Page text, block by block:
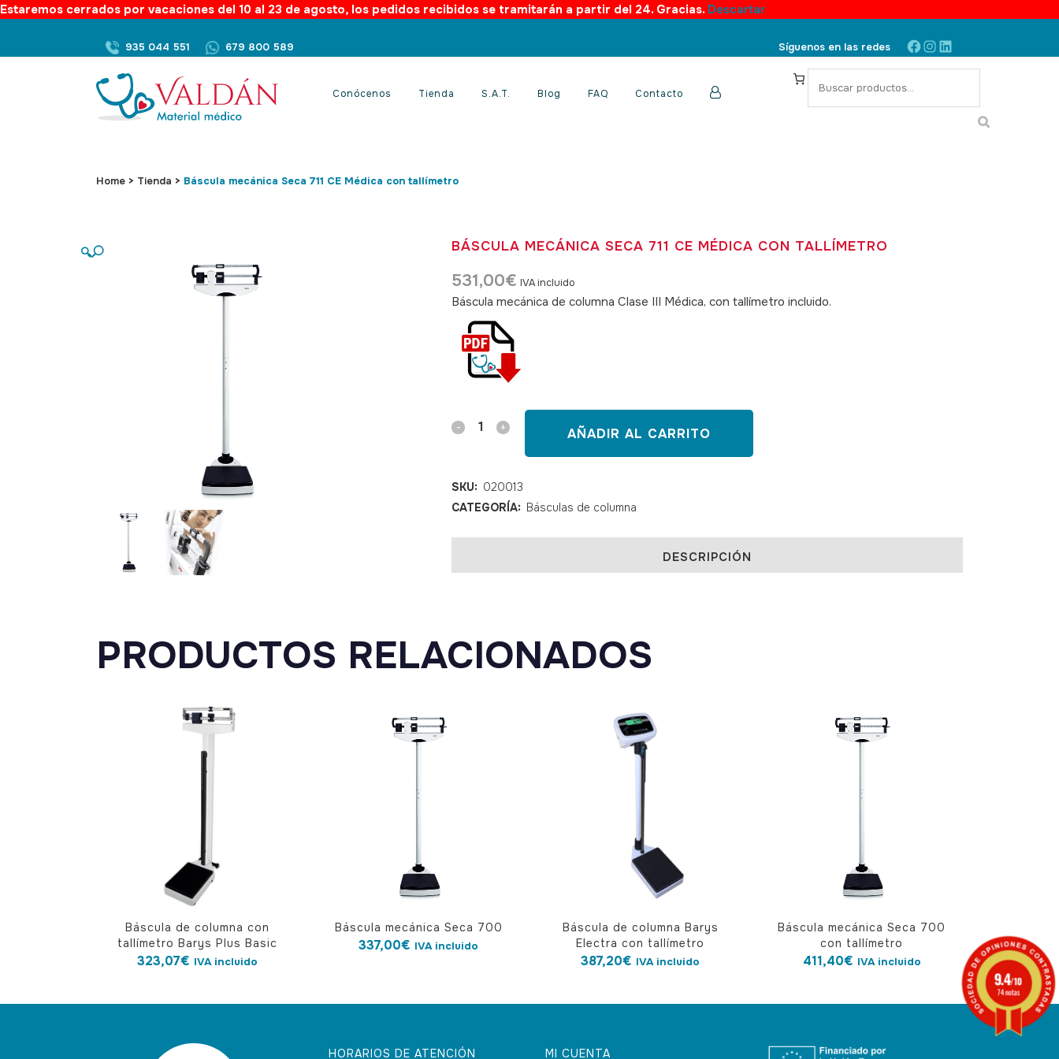
Estaremos cerrados por vacaciones del 10 al 23 de agosto, los pedidos recibidos se tramitarán a partir del 24. Gracias. Descartar
935 044 551 679 800 589 Síguenos en las redes Facebook
Instagram
LinkedIn
S
Conócenos Tienda S.A.T. Blog FAQ Contacto
Home > Tienda > Báscula mecánica Seca 711 CE Médica con tallímetro
🔍 BÁSCULA MECÁNICA SECA 711 CE MÉDICA CON TALLÍMETRO
531,00€ IVA incluido
Báscula mecánica de columna Clase III Médica, con tallímetro incluido.
Báscula
Seca
711
Médica
quantity
AÑADIR AL CARRITO
SKU: 020013
CATEGORÍA: Básculas de columna
DESCRIPCIÓN
PRODUCTOS RELACIONADOS
Báscula de columna con
tallímetro Barys Plus Basic
323,07€ IVA incluido
Báscula mecánica Seca 700
337,00€ IVA incluido
Báscula de columna Barys
Electra con tallímetro
387,20€ IVA incluido
Báscula mecánica Seca 700
con tallímetro
411,40€ IVA incluido
HORARIOS DE ATENCIÓN MI CUENTA
9.4/10
74 notas